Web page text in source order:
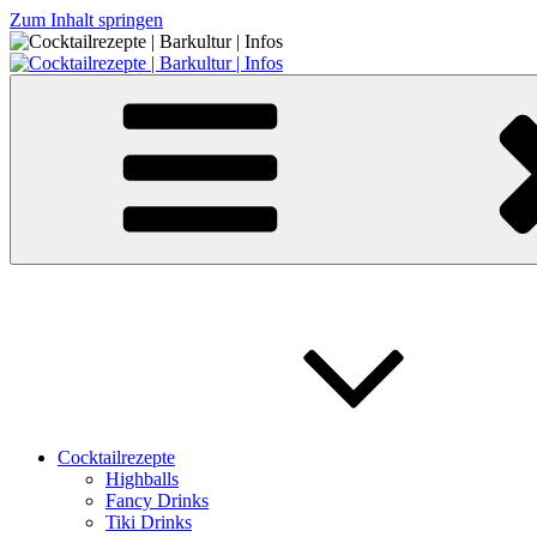
Zum Inhalt springen
Cocktailrezepte | Barkultur | Infos
Cocktailrezepte
Highballs
Fancy Drinks
Tiki Drinks